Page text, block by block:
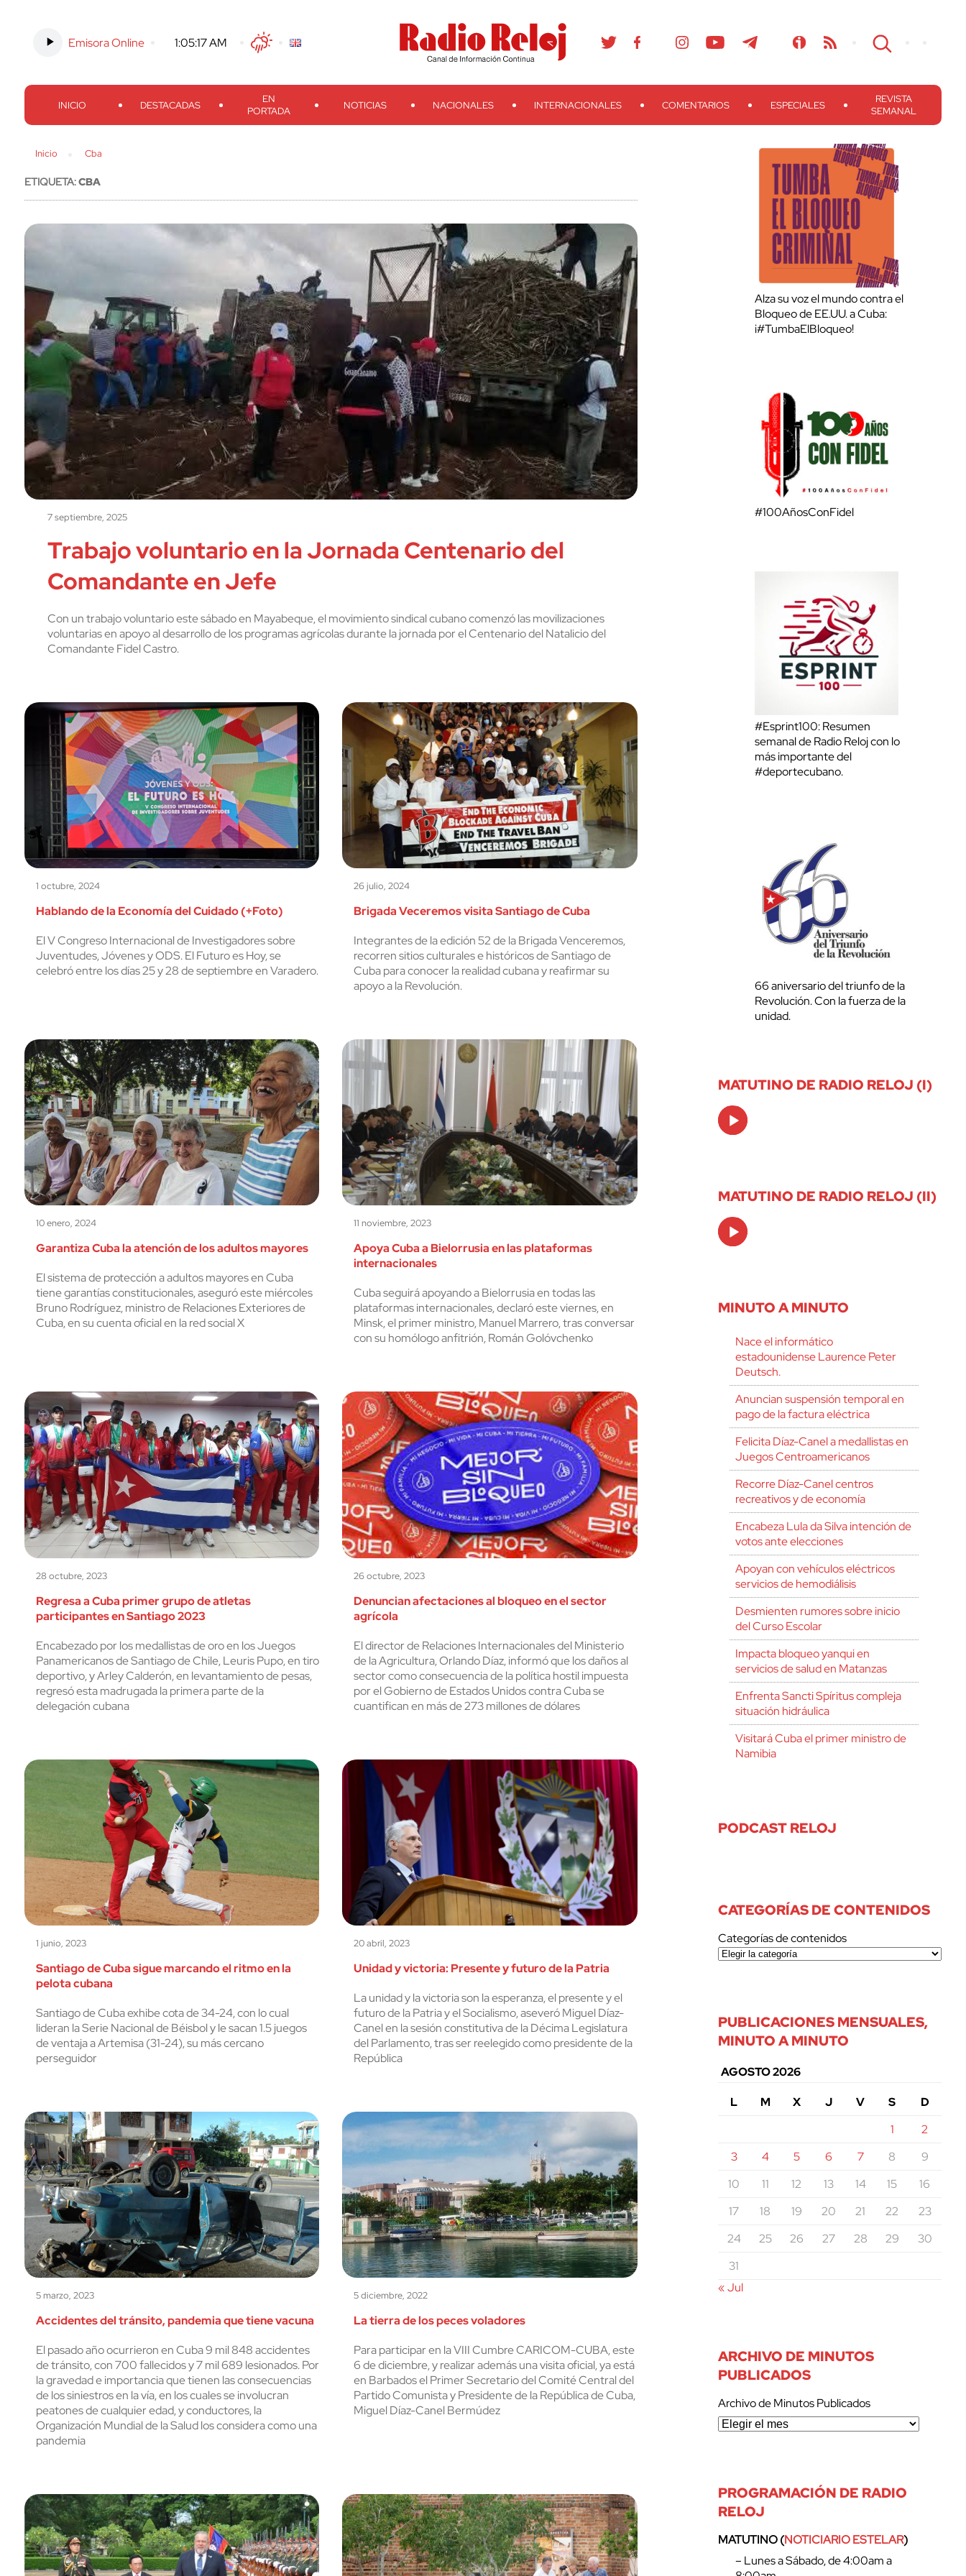
Emisora Online 1:05:19 AM TwitterFacebook
Threads
Instagram TelegramTeveo Ivoox RSS Search
INICIO DESTACADAS
EN
PORTADA
NOTICIAS NACIONALES INTERNACIONALES COMENTARIOS ESPECIALES
REVISTA
SEMANAL
Inicio Cba
ETIQUETA:CBA
7 septiembre, 2025
Trabajo voluntario en la Jornada Centenario del
Comandante en Jefe
Con un trabajo voluntario este sábado en Mayabeque, el movimiento sindical cubano comenzó las movilizaciones
voluntarias en apoyo al desarrollo de los programas agrícolas durante la jornada por el Centenario del Natalicio del
Comandante Fidel Castro.
1 octubre, 2024
Hablando de la Economía del Cuidado (+Foto)
El V Congreso Internacional de Investigadores sobre
Juventudes, Jóvenes y ODS. El Futuro es Hoy, se
celebró entre los días 25 y 28 de septiembre en Varadero.
26 julio, 2024
Brigada Veceremos visita Santiago de Cuba
Integrantes de la edición 52 de la Brigada Venceremos,
recorren sitios culturales e históricos de Santiago de
Cuba para conocer la realidad cubana y reafirmar su
apoyo a la Revolución.
10 enero, 2024
Garantiza Cuba la atención de los adultos mayores
El sistema de protección a adultos mayores en Cuba
tiene garantías constitucionales, aseguró este miércoles
Bruno Rodríguez, ministro de Relaciones Exteriores de
Cuba, en su cuenta oficial en la red social X
11 noviembre, 2023
Apoya Cuba a Bielorrusia en las plataformas
internacionales
Cuba seguirá apoyando a Bielorrusia en todas las
plataformas internacionales, declaró este viernes, en
Minsk, el primer ministro, Manuel Marrero, tras conversar
con su homólogo anfitrión, Román Golóvchenko
28 octubre, 2023
Regresa a Cuba primer grupo de atletas
participantes en Santiago 2023
Encabezado por los medallistas de oro en los Juegos
Panamericanos de Santiago de Chile, Leuris Pupo, en tiro
deportivo, y Arley Calderón, en levantamiento de pesas,
regresó esta madrugada la primera parte de la
delegación cubana
26 octubre, 2023
Denuncian afectaciones al bloqueo en el sector
agrícola
El director de Relaciones Internacionales del Ministerio
de la Agricultura, Orlando Díaz, informó que los daños al
sector como consecuencia de la política hostil impuesta
por el Gobierno de Estados Unidos contra Cuba se
cuantifican en más de 273 millones de dólares
1 junio, 2023
Santiago de Cuba sigue marcando el ritmo en la
pelota cubana
Santiago de Cuba exhibe cota de 34-24, con lo cual
lideran la Serie Nacional de Béisbol y le sacan 1.5 juegos
de ventaja a Artemisa (31-24), su más cercano
perseguidor
20 abril, 2023
Unidad y victoria: Presente y futuro de la Patria
La unidad y la victoria son la esperanza, el presente y el
futuro de la Patria y el Socialismo, aseveró Miguel Díaz-
Canel en la sesión constitutiva de la Décima Legislatura
del Parlamento, tras ser reelegido como presidente de la
República
5 marzo, 2023
Accidentes del tránsito, pandemia que tiene vacuna
El pasado año ocurrieron en Cuba 9 mil 848 accidentes
de tránsito, con 700 fallecidos y 7 mil 689 lesionados. Por
la gravedad e importancia que tienen las consecuencias
de los siniestros en la vía, en los cuales se involucran
peatones de cualquier edad, y conductores, la
Organización Mundial de la Salud los considera como una
pandemia
5 diciembre, 2022
La tierra de los peces voladores
Para participar en la VIII Cumbre CARICOM-CUBA, este
6 de diciembre, y realizar además una visita oficial, ya está
en Barbados el Primer Secretario del Comité Central del
Partido Comunista y Presidente de la República de Cuba,
Miguel Díaz-Canel Bermúdez
Alza su voz el mundo contra el
Bloqueo de EE.UU. a Cuba:
¡#TumbaElBloqueo!
#100AñosConFidel
#Esprint100: Resumen
semanal de Radio Reloj con lo
más importante del
#deportecubano.
66 aniversario del triunfo de la
Revolución. Con la fuerza de la
unidad.
MATUTINO DE RADIO RELOJ (I)
Audio
Player
MATUTINO DE RADIO RELOJ (II)
Audio
Player
MINUTO A MINUTO
Nace el informático
estadounidense Laurence Peter
Deutsch.
Anuncian suspensión temporal en
pago de la factura eléctrica
Felicita Díaz-Canel a medallistas en
Juegos Centroamericanos
Recorre Díaz-Canel centros
recreativos y de economía
Encabeza Lula da Silva intención de
votos ante elecciones
Apoyan con vehículos eléctricos
servicios de hemodiálisis
Desmienten rumores sobre inicio
del Curso Escolar
Impacta bloqueo yanqui en
servicios de salud en Matanzas
Enfrenta Sancti Spíritus compleja
situación hidráulica
Visitará Cuba el primer ministro de
Namibia
PODCAST RELOJ
CATEGORÍAS DE CONTENIDOS
Categorías de contenidos
PUBLICACIONES MENSUALES,
MINUTO A MINUTO
AGOSTO 2026
L
M X J V S
D
1
2
3
4 5 6 7 8
9
10
11 12 13 14 15
16
17
18 19 20 21 22
23
24
25 26 27 28 29
30
31
« Jul
ARCHIVO DE MINUTOS
PUBLICADOS
Archivo de Minutos Publicados
PROGRAMACIÓN DE RADIO
RELOJ
MATUTINO (NOTICIARIO ESTELAR)
– Lunes a Sábado, de 4:00am a